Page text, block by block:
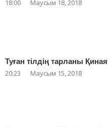
18:00 Маусым 18, 2018
Туған тілдің тарланы
20:23 Маусым 15, 2018